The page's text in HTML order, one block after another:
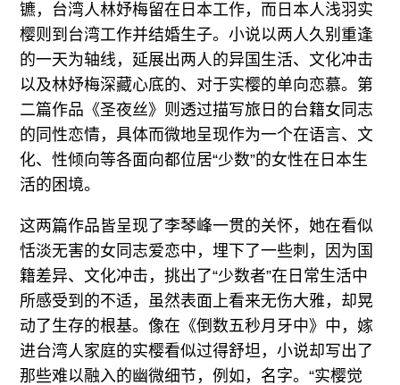
镳，台湾人林妤梅留在日本工作，而日本人浅羽实
樱则到台湾工作并结婚生子。小说以两人久别重逢
的一天为轴线，延展出两人的异国生活、文化冲击
以及林妤梅深藏心底的、对于实樱的单向恋慕。第
二篇作品《圣夜丝》则透过描写旅日的台籍女同志
的同性恋情，具体而微地呈现作为一个在语言、文
化、性倾向等各面向都位居“少数”的女性在日本生
活的困境。
这两篇作品皆呈现了李琴峰一贯的关怀，她在看似
恬淡无害的女同志爱恋中，埋下了一些刺，因为国
籍差异、文化冲击，挑出了“少数者”在日常生活中
所感受到的不适，虽然表面上看来无伤大雅，却晃
动了生存的根基。像在《倒数五秒月牙中》中，嫁
进台湾人家庭的实樱看似过得舒坦，小说却写出了
那些难以融入的幽微细节，例如，名字。“实樱觉